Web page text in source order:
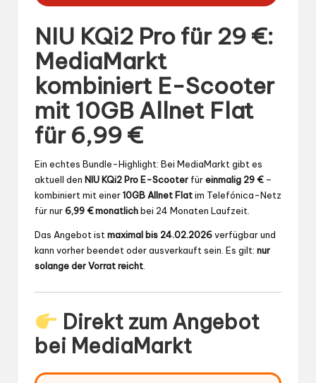
NIU KQi2 Pro für 29 €:
MediaMarkt
kombiniert E-Scooter
mit 10GB Allnet Flat
für 6,99 €
Ein echtes Bundle-Highlight: Bei MediaMarkt gibt es
aktuell den NIU KQi2 Pro E-Scooter füreinmalig 29 €–
kombiniert mit einer10GB Allnet Flatim Telefónica-Netz
für nur6,99 € monatlichbei 24 Monaten Laufzeit.
Das Angebot ist maximal bis 24.02.2026verfügbar und
kann vorher beendet oder ausverkauft sein. Es gilt: nur
solange der Vorrat reicht
Direkt zum Angebot
bei MediaMarkt